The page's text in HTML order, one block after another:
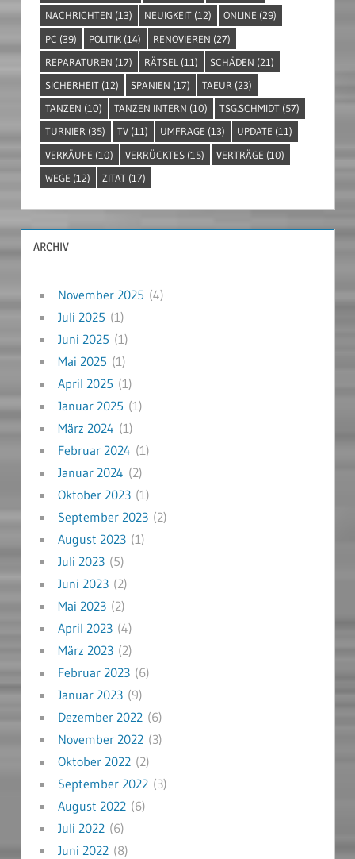
NACHRICHTEN (13) NEUIGKEIT (12) ONLINE (29)
PC (39) POLITIK (14) RENOVIEREN (27)
REPARATUREN (17) RÄTSEL (11) SCHÄDEN (21)
SICHERHEIT (12) SPANIEN (17) TAEUR (23)
TANZEN (10) TANZEN INTERN (10) TSG.SCHMIDT (57)
TURNIER (35) TV (11) UMFRAGE (13) UPDATE (11)
VERKÄUFE (10) VERRÜCKTES (15) VERTRÄGE (10)
WEGE (12) ZITAT (17)
ARCHIV
November 2025 (4)
Juli 2025 (1)
Juni 2025 (1)
Mai 2025 (1)
April 2025 (1)
Januar 2025 (1)
März 2024 (1)
Februar 2024 (1)
Januar 2024 (2)
Oktober 2023(1)
September 2023(2)
August 2023(1)
Juli 2023(5)
Juni 2023(2)
Mai 2023(2)
April 2023(4)
März 2023(2)
Februar 2023(6)
Januar 2023(9)
Dezember 2022(6)
November 2022(3)
Oktober 2022(2)
September 2022(3)
August 2022(6)
Juli 2022(6)
Juni 2022(8)